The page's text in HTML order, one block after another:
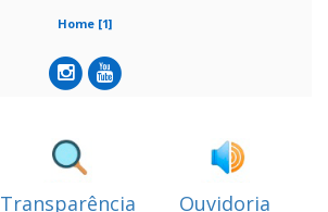
Home [1]
Transparência Ouvidoria